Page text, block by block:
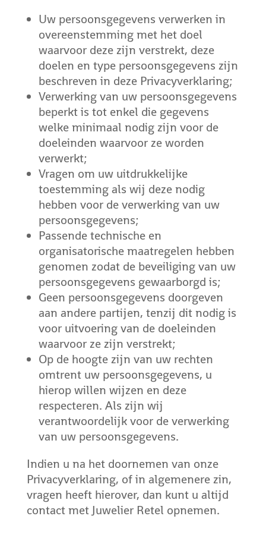
Uw persoonsgegevens verwerken in
overeenstemming met het doel
waarvoor deze zijn verstrekt, deze
doelen en type persoonsgegevens zijn
beschreven in deze Privacyverklaring;
Verwerking van uw persoonsgegevens
beperkt is tot enkel die gegevens
welke minimaal nodig zijn voor de
doeleinden waarvoor ze worden
verwerkt;
Vragen om uw uitdrukkelijke
toestemming als wij deze nodig
hebben voor de verwerking van uw
persoonsgegevens;
Passende technische en
organisatorische maatregelen hebben
genomen zodat de beveiliging van uw
persoonsgegevens gewaarborgd is;
Geen persoonsgegevens doorgeven
aan andere partijen, tenzij dit nodig is
voor uitvoering van de doeleinden
waarvoor ze zijn verstrekt;
Op de hoogte zijn van uw rechten
omtrent uw persoonsgegevens, u
hierop willen wijzen en deze
respecteren. Als zijn wij
verantwoordelijk voor de verwerking
van uw persoonsgegevens.
Indien u na het doornemen van onze
Privacyverklaring, of in algemenere zin,
vragen heeft hierover, dan kunt u altijd
contact met Juwelier Retel opnemen.